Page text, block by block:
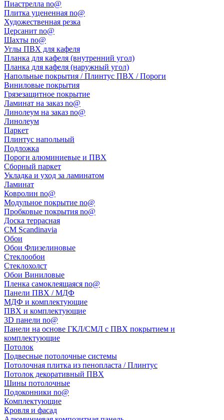
Пиастрелла no@
Плитка уцененная no@
Художественная резка
Церсанит no@
Шахты no@
Углы ПВХ для кафеля
Планка для кафеля (внутренний угол)
Планка для кафеля (наружный угол)
Напольные покрытия / Плинтус ПВХ / Пороги
Виниловые покрытия
Грязезащитное покрытие
Ламинат на заказ no@
Линолеум на заказ no@
Линолеум
Паркет
Плинтус напольный
Подложка
Пороги алюминиевые и ПВХ
Сборный паркет
Укладка и уход за ламинатом
Ламинат
Ковролин no@
Модульное покрытие no@
Пробковые покрытия no@
Доска террасная
CM Scandinavia
Обои
Обои Флизелиновые
Стеклообои
Стеклохолст
Обои Виниловые
Пленка самоклеящаяся no@
Панели ПВХ / МДФ
МДФ и комплектующие
ПВХ и комплектующие
3D панели no@
Панели на основе ГКЛ/СМЛ с ПВХ покрытием и
комплектующие
Потолок
Подвесные потолочные системы
Потолочная плитка из пенопласта / Плинтус
Потолок декоративный ПВХ
Шины потолочные
Подоконники no@
Комплектующие
Кровля и фасад